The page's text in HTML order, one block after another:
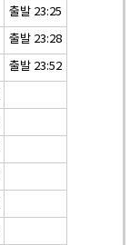
출발 23:25
출발 23:28
출발 23:52